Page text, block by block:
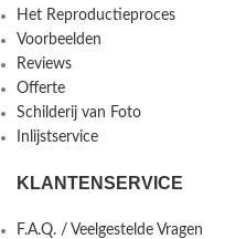
Het Reproductieproces
Voorbeelden
Reviews
Offerte
Schilderij van Foto
Inlijstservice
KLANTENSERVICE
F.A.Q. / Veelgestelde Vragen